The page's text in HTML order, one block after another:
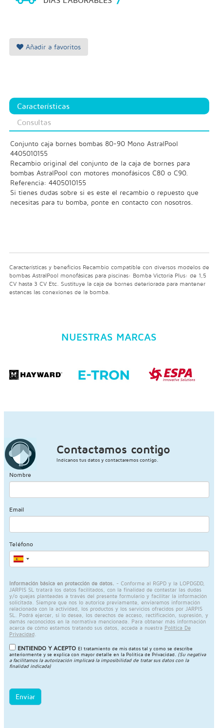
Añadir a favoritos
Características
Consultas
Conjunto caja bornes bombas 80-90 Mono AstralPool
4405010155
Recambio original del conjunto de la caja de bornes para
bombas AstralPool con motores monofásicos C80 o C90.
Referencia: 4405010155
Si tienes dudas sobre si es este el recambio o repuesto que
necesitas para tu bomba, ponte en contacto con nosotros.
Características y beneficios Recambio compatible con diversos modelos de
bombas AstralPool monofásicas para piscinas: Bomba Victoria Plus: de 1,5
CV hasta 3 CV Etc. Sustituye la caja de bornes deteriorada para mantener
estancas las conexiones de la bomba.
NUESTRAS MARCAS
Contactamos contigo
Indícanos tus datos y contactaremos contigo.
Nombre
Email
Teléfono
Información básica en protección de datos. - Conforme al RGPD y la LOPDGDD,
JARPIS SL tratará los datos facilitados, con la finalidad de contestar las dudas
y/o quejas planteadas a través del presente formulario y facilitar la información
solicitada. Siempre que nos lo autorice previamente, enviaremos información
relacionada con la actividad, los productos y los servicios ofrecidos por JARPIS
SL. Podrá ejercer, si lo desea, los derechos de acceso, rectificación, supresión, y
demás reconocidos en la normativa mencionada. Para obtener más información
acerca de cómo estamos tratando sus datos, acceda a nuestra Política De
Privacidad.
ENTIENDO Y ACEPTO El tratamiento de mis datos tal y como se describe
anteriormente y se explica con mayor detalle en la Política de Privacidad
(Su negativa
a facilitarnos la autorización implicará la imposibilidad de tratar sus datos con la
finalidad indicada)
Enviar